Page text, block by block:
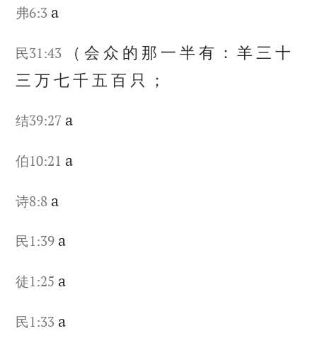
弗6:3 a
民31:43 （会众 的 那 一半有 ：羊 三十
三万七千 五百 只 ；
结39:27 a
伯10:21 a
诗8:8 a
民1:39 a
徒1:25 a
民1:33 a